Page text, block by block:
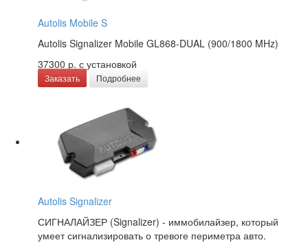
Autolis Mobile S
Autolis Signalizer Mobile GL868-DUAL (900/1800 MHz)
37300 р. с установкой
Заказать Подробнее
Autolis Signalizer
СИГНАЛАЙЗЕР (Signalizer) - иммобилайзер, который
умеет сигнализировать о тревоге периметра авто.